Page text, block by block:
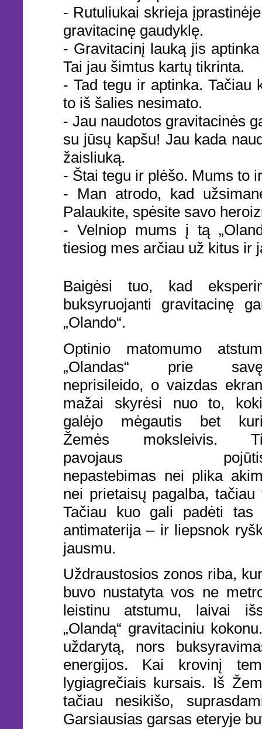
- Rutuliukai skrieja
gravitacinę gaudyklę.
- Gravitacinį lauką jis
Tai jau šimtus kartų tikrinta.
- Tad tegu ir aptinka. Tačiau
to iš šalies nesimato.
- Jau naudotos gravitacinės
su jūsų kapšu! Jau kada
žaisliuką.
- Štai tegu ir plėšo. Mums to
- Man atrodo, kad
Palaukite, spėsite savo
- Velniop mums į tą
tiesiog mes arčiau už kitus
Baigėsi tuo, kad
buksyruojanti gravitacinę
„Olando“.
Optinio matomumo
„Olandas“ prie
neprisileido, o vaizdas
mažai skyrėsi nuo to,
galėjo mėgautis bet
Žemės moksleivis.
pavojaus
nepastebimas nei plika
nei prietaisų pagalba,
Tačiau kuo gali padėti tas
antimaterija – ir liepsnok
jausmu.
Uždraustosios zonos riba,
buvo nustatyta vos ne
leistinu atstumu, laivai
„Olandą“ gravitaciniu
uždarytą, nors
energijos. Kai krovinį
lygiagrečiais kursais. Iš
tačiau nesikišo,
Garsiausias garsas eteryje